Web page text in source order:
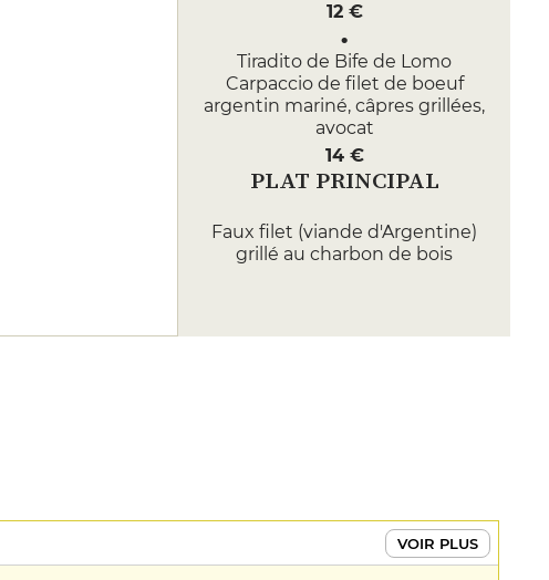
12 €
Tiradito de Bife de Lomo
Carpaccio de filet de boeuf
argentin mariné, câpres grillées,
avocat
14 €
PLAT PRINCIPAL
Faux filet (viande d'Argentine)
grillé au charbon de bois
DESSERT VOIR PLUS